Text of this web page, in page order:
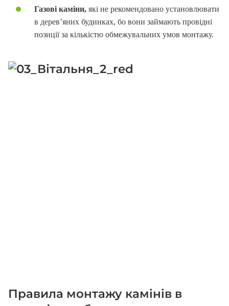
Газові каміни, які не рекомендовано установлювати
в дерев’яних будинках, бо вони займають провідні
позиції за кількістю обмежувальних умов монтажу.
Правила монтажу камінів в